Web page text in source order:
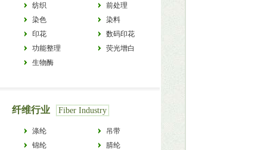
纺织
前处理
染色
染料
印花
数码印花
功能整理
荧光增白
生物酶
纤维行业 Fiber Industry
涤纶
吊带
锦纶
腈纶